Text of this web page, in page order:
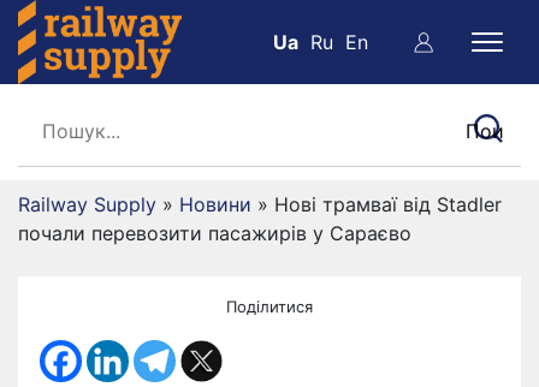
Ua Ru En
Railway Supply » Новини » Нові трамваї від Stadler
почали перевозити пасажирів у Сараєво
Поділитися